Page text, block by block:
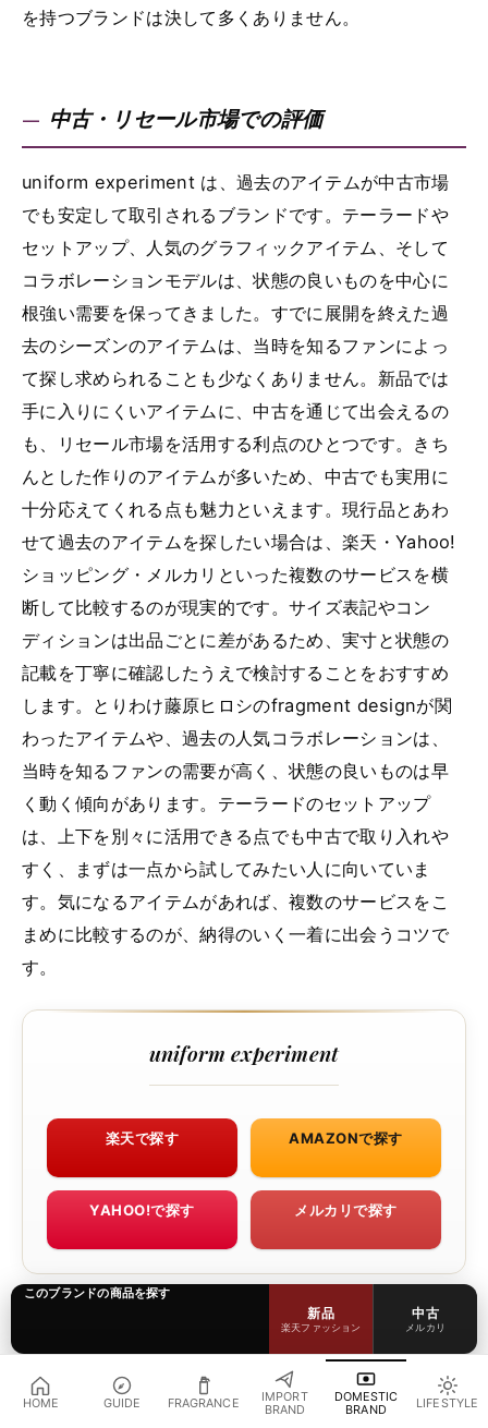
を持つブランドは決して多くありません。
中古・リセール市場での評価
uniform experiment は、過去のアイテムが中古市場
でも安定して取引されるブランドです。テーラードや
セットアップ、人気のグラフィックアイテム、そして
コラボレーションモデルは、状態の良いものを中心に
根強い需要を保ってきました。すでに展開を終えた過
去のシーズンのアイテムは、当時を知るファンによっ
て探し求められることも少なくありません。新品では
手に入りにくいアイテムに、中古を通じて出会えるの
も、リセール市場を活用する利点のひとつです。きち
んとした作りのアイテムが多いため、中古でも実用に
十分応えてくれる点も魅力といえます。現行品とあわ
せて過去のアイテムを探したい場合は、楽天・Yahoo!
ショッピング・メルカリといった複数のサービスを横
断して比較するのが現実的です。サイズ表記やコン
ディションは出品ごとに差があるため、実寸と状態の
記載を丁寧に確認したうえで検討することをおすすめ
します。とりわけ藤原ヒロシのfragment designが関
わったアイテムや、過去の人気コラボレーションは、
当時を知るファンの需要が高く、状態の良いものは早
く動く傾向があります。テーラードのセットアップ
は、上下を別々に活用できる点でも中古で取り入れや
すく、まずは一点から試してみたい人に向いていま
す。気になるアイテムがあれば、複数のサービスをこ
まめに比較するのが、納得のいく一着に出会うコツで
す。
uniform experiment
楽天で探す AMAZONで探す
YAHOO!で探す メルカリで探す
このブランドの商品を探す
新品
楽天ファッション
中古
メルカリ
HOME GUIDE FRAGRANCE
IMPORT
BRAND
DOMESTIC
BRAND
LIFESTYLE